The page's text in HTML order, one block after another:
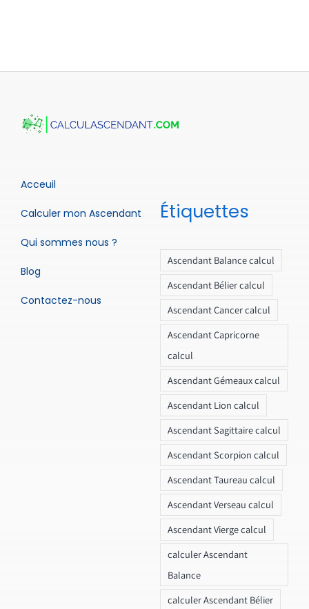
Acceuil
Calculer mon Ascendant
Qui sommes nous ?
Blog
Contactez-nous
Étiquettes
Ascendant Balance calcul
Ascendant Bélier calcul
Ascendant Cancer calcul
Ascendant Capricorne
calcul
Ascendant Gémeaux calcul
Ascendant Lion calcul
Ascendant Sagittaire calcul
Ascendant Scorpion calcul
Ascendant Taureau calcul
Ascendant Verseau calcul
Ascendant Vierge calcul
calculer Ascendant
Balance
calculer Ascendant Bélier